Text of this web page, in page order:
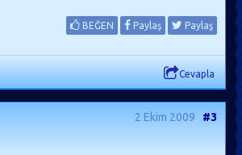
BEĞEN Paylaş Paylaş
Cevapla
2 Ekim 2009 #3